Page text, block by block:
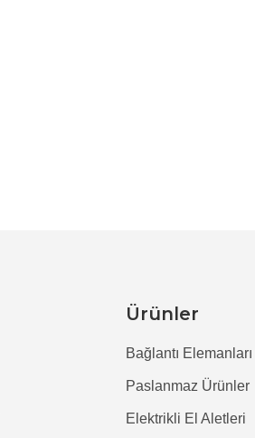
Ürünler
Bağlantı Elemanları
Paslanmaz Ürünler
Elektrikli El Aletleri